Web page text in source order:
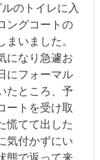
のトイレに入
ングコートの
いました。
になり急遽お
にフォーマル
たところ、予
ートを受け取
慌てて出した
気付かずにい
態で返って来